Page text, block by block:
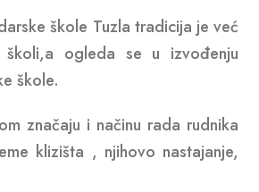
škole Tuzla tradicija je već
školi,a ogleda se u izvođenju
škole.
značaju i načinu rada rudnika
klizišta , njihovo nastajanje,